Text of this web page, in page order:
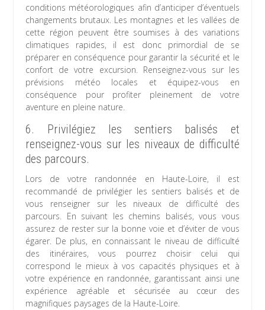
conditions météorologiques afin d’anticiper d’éventuels
changements brutaux. Les montagnes et les vallées de
cette région peuvent être soumises à des variations
climatiques rapides, il est donc primordial de se
préparer en conséquence pour garantir la sécurité et le
confort de votre excursion. Renseignez-vous sur les
prévisions météo locales et équipez-vous en
conséquence pour profiter pleinement de votre
aventure en pleine nature.
6. Privilégiez les sentiers balisés et
renseignez-vous sur les niveaux de difficulté
des parcours.
Lors de votre randonnée en Haute-Loire, il est
recommandé de privilégier les sentiers balisés et de
vous renseigner sur les niveaux de difficulté des
parcours. En suivant les chemins balisés, vous vous
assurez de rester sur la bonne voie et d’éviter de vous
égarer. De plus, en connaissant le niveau de difficulté
des itinéraires, vous pourrez choisir celui qui
correspond le mieux à vos capacités physiques et à
votre expérience en randonnée, garantissant ainsi une
expérience agréable et sécurisée au cœur des
magnifiques paysages de la Haute-Loire.